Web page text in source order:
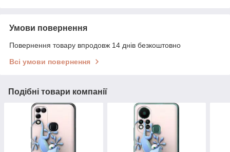
Умови повернення
Повернення товару впродовж 14 днів безкоштовно
Всі умови повернення
Подібні товари компанії